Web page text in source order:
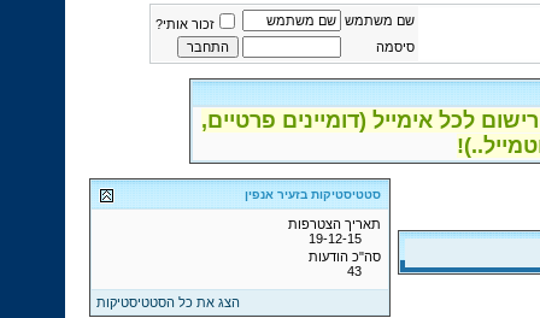
שם משתמש
זכור אותי?
סיסמה
לכל אימייל (דומיינים פרטיים,
סטטיסטיקות בזעיר אנפין
תאריך הצטרפות
19-12-15
סה"כ הודעות
43
הצג את כל הסטטיסטיקות